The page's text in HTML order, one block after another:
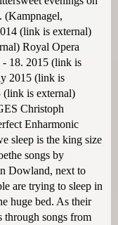
(Kampnagel,
(link is external)
Royal Opera
18. 2015 (link is
2015 (link is
(link is external)
Christoph
Enharmonic
sleep is the king size
songs by
Dowland, next to
are trying to sleep in
huge bed. As their
through songs from